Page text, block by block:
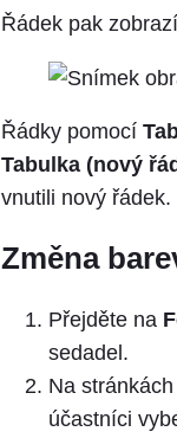
Řádek pak
Řádky pomocí
Tabulka (nový
vnutili nový řádek.
Změna
Přejděte na
sedadel.
Na stránkách
účastníci